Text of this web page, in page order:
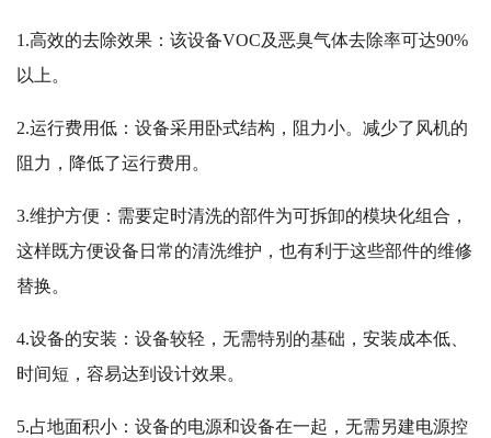
1.高效的去除效果：该设备VOC及恶臭气体去除率可达90%
以上。
2.运行费用低：设备采用卧式结构，阻力小。减少了风机的
阻力，降低了运行费用。
3.维护方便：需要定时清洗的部件为可拆卸的模块化组合，
这样既方便设备日常的清洗维护，也有利于这些部件的维修
替换。
4.设备的安装：设备较轻，无需特别的基础，安装成本低、
时间短，容易达到设计效果。
5.占地面积小：设备的电源和设备在一起，无需另建电源控